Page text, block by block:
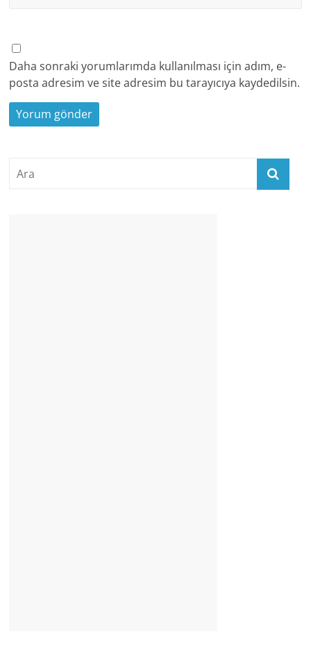
Daha sonraki yorumlarımda kullanılması için adım, e-
posta adresim ve site adresim bu tarayıcıya kaydedilsin.